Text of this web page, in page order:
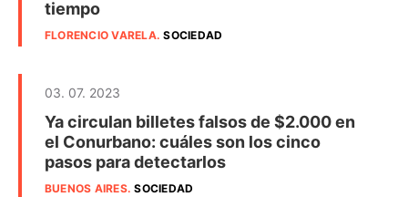
tiempo
FLORENCIO VARELA.SOCIEDAD
03. 07. 2023
Ya circulan billetes falsos de $2.000 en
el Conurbano: cuáles son los cinco
pasos para detectarlos
BUENOS AIRES.SOCIEDAD